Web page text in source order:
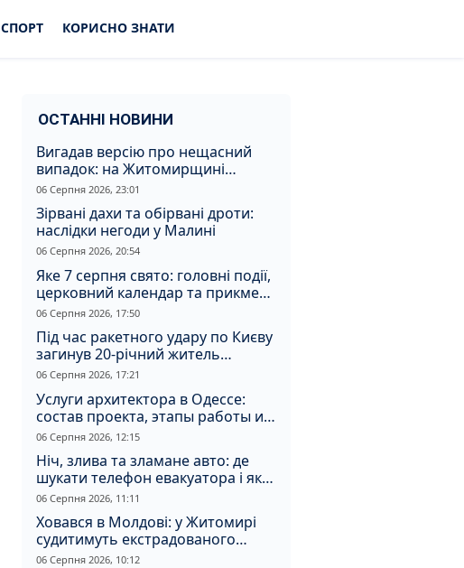
СПОРТ КОРИСНО ЗНАТИ
ОСТАННІ НОВИНИ
Вигадав версію про нещасний
випадок: на Житомирщині
судитимуть чоловіка за вбивство
співмешканки
06 Серпня 2026, 23:01
Зірвані дахи та обірвані дроти:
наслідки негоди у Малині
06 Серпня 2026, 20:54
Яке 7 серпня свято: головні події,
церковний календар та прикмети
дня
06 Серпня 2026, 17:50
Під час ракетного удару по Києву
загинув 20-річний житель
Житомирщини
06 Серпня 2026, 17:21
Услуги архитектора в Одессе:
состав проекта, этапы работы и
стоимость
06 Серпня 2026, 12:15
Ніч, злива та зламане авто: де
шукати телефон евакуатора і як
не натрапити на аферистів
06 Серпня 2026, 11:11
Ховався в Молдові: у Житомирі
судитимуть екстрадованого
іноземця за сурогатний спирт і
06 Серпня 2026, 10:12